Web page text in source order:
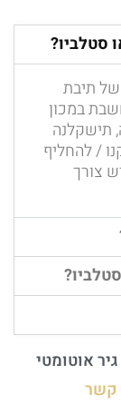
סטלביו?
תיבת
במכון
תישקלנה
/ להחליף
צורך
אוטומטי
קשר